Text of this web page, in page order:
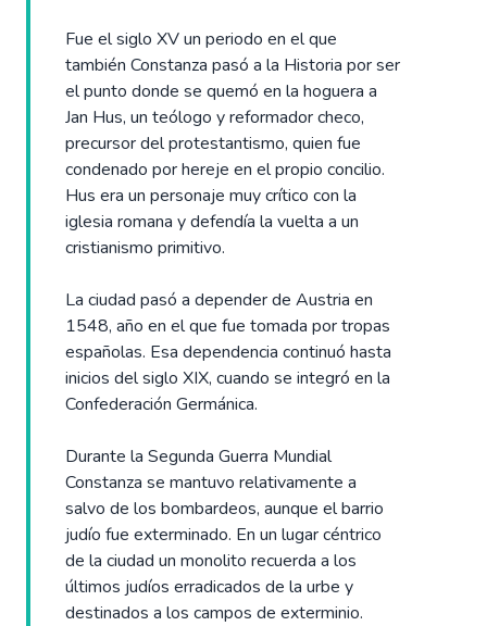
Fue el siglo XV un periodo en el que
también Constanza pasó a la Historia por ser
el punto donde se quemó en la hoguera a
Jan Hus, un teólogo y reformador checo,
precursor del protestantismo, quien fue
condenado por hereje en el propio concilio.
Hus era un personaje muy crítico con la
iglesia romana y defendía la vuelta a un
cristianismo primitivo.
La ciudad pasó a depender de Austria en
1548, año en el que fue tomada por tropas
españolas. Esa dependencia continuó hasta
inicios del siglo XIX, cuando se integró en la
Confederación Germánica.
Durante la Segunda Guerra Mundial
Constanza se mantuvo relativamente a
salvo de los bombardeos, aunque el barrio
judío fue exterminado. En un lugar céntrico
de la ciudad un monolito recuerda a los
últimos judíos erradicados de la urbe y
destinados a los campos de exterminio.